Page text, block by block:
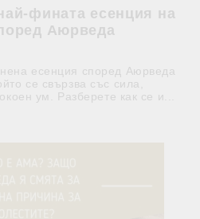
фината есенция на
Аюрведа
есенция според Аюрведа
се свързва със сила,
ум. Разберете как се и...